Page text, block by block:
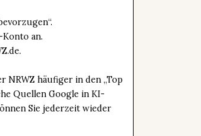
an.
NRWZ häufiger in den „Top
Quellen Google in KI-
Sie jederzeit wieder